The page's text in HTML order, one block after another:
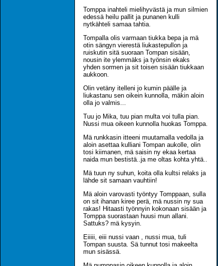
Tomppa inahteli mielihyvästä ja mun silmien
edessä heilu pallit ja punanen kulli
nytkähteli samaa tahtia.
Tompalla olis varmaan tiukka bepa ja mä
otin sängyn vierestä liukastepullon ja
ruiskutin sitä suoraan Tompan sisään,
nousin ite ylemmäks ja työnsin ekaks
yhden sormen ja sit toisen sisään tiukkaan
aukkoon.
Olin vetäny itelleni jo kumin päälle ja
liukastanu sen oikein kunnolla, mäkin aloin
olla jo valmis...
Tuu jo Mika, tuu pian multa voi tulla pian.
Nussi mua oikeen kunnolla huokas Tomppa.
Mä runkkasin itteeni muutamalla vedolla ja
aloin asettaa kulliani Tompan aukolle, olin
tosi kiimanen, mä saisin ny ekaa kertaa
naida mun bestistä..ja me oltas kohta yhtä..
Mä tuun ny suhun, koita olla kultsi relaks ja
lähde sit samaan vauhtiin!
Mä aloin varovasti työntyy Tomppaan, sulla
on sit ihanan kiree perä, mä nussin ny sua
rakas! Hitaasti työnnyin kokonaan sisään ja
Tomppa suorastaan huusi mun allani.
Sattuks? mä kysyin.
Eiiiii, eiii nussi vaan , nussi mua, tuli
Tompan suusta. Sä tunnut tosi makeelta
mun sisässä.